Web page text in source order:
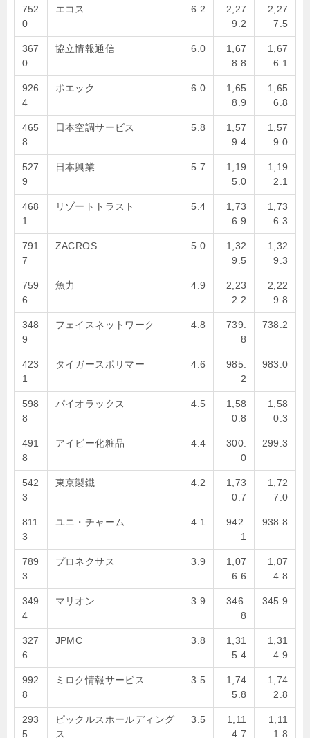
752
0
エコス 6.2
2,27
9.2
2,27
7.5
367
0
協立情報通信 6.0
1,67
8.8
1,67
6.1
926
4
ポエック 6.0
1,65
8.9
1,65
6.8
465
8
日本空調サービス 5.8
1,57
9.4
1,57
9.0
527
9
日本興業 5.7
1,19
5.0
1,19
2.1
468
1
リゾートトラスト 5.4
1,73
6.9
1,73
6.3
791
7
ZACROS 5.0
1,32
9.5
1,32
9.3
759
6
魚力 4.9
2,23
2.2
2,22
9.8
348
9
フェイスネットワーク 4.8
739.
8
738.2
423
1
タイガースポリマー 4.6
985.
2
983.0
598
8
パイオラックス 4.5
1,58
0.8
1,58
0.3
491
8
アイビー化粧品 4.4
300.
0
299.3
542
3
東京製鐵 4.2
1,73
0.7
1,72
7.0
811
3
ユニ・チャーム 4.1
942.
1
938.8
789
3
プロネクサス 3.9
1,07
6.6
1,07
4.8
349
4
マリオン 3.9
346.
8
345.9
327
6
JPMC 3.8
1,31
5.4
1,31
4.9
992
8
ミロク情報サービス 3.5
1,74
5.8
1,74
2.8
293
5
ピックルスホールディング
ス
3.5
1,11
4.7
1,11
1.8